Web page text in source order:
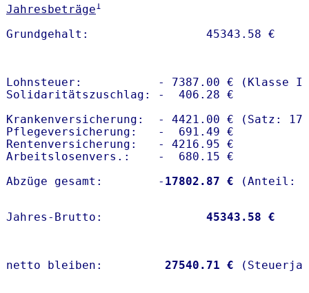
Jahresbeträge1
Lohnsteuer:           - 7387.00 € (Klasse I)
Solidaritätszuschlag: -  406.28 €
Krankenversicherung:  - 4421.00 € (Satz:
Pflegeversicherung:   -  691.49 €
Rentenversicherung:   - 4216.95 €
Arbeitslosenvers.:    -  680.15 €
Abzüge gesamt:        - 17802.87 €
Jahres-Brutto: 45343.58 €
netto bleiben: 27540.71 €